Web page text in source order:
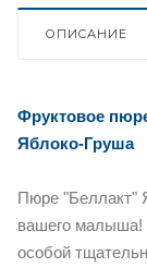
ОПИСАНИЕ
Фруктовое
Яблоко-Груша
Пюре "Беллакт"
вашего малыша!
особой